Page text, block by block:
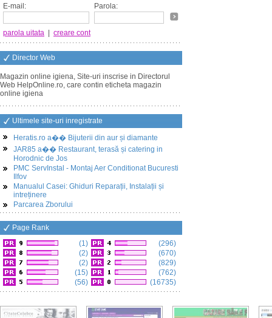
E-mail:
Parola:
parola uitata creare cont
Director Web
Magazin online igiena, Site-uri inscrise in Directorul
Web HelpOnline.ro, care contin eticheta magazin
online igiena
Ultimele site-uri inregistrate
Heratis.ro a�� Bijuterii din aur și diamante
JAR85 a�� Restaurant, terasă și catering in
Horodnic de Jos
PMC ServInstal - Montaj Aer Conditionat Bucuresti
Ilfov
Manualul Casei: Ghiduri Reparații, Instalații și
intreținere
Parcarea Zborului
Page Rank
(1)
(2)
(2)
(15)
(56)
(296)
(670)
(829)
(762)
(16735)